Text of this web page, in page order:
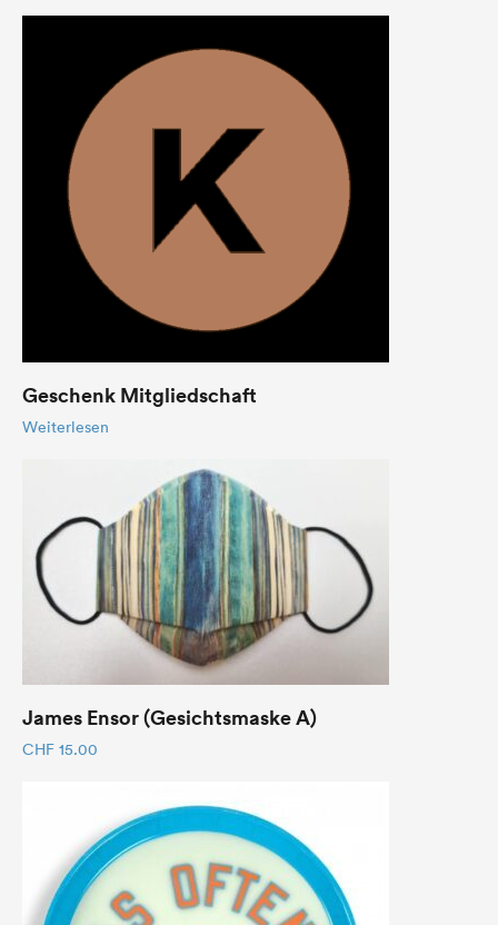
Geschenk Mitgliedschaft
Weiterlesen
James Ensor (Gesichtsmaske A)
CHF 15.00